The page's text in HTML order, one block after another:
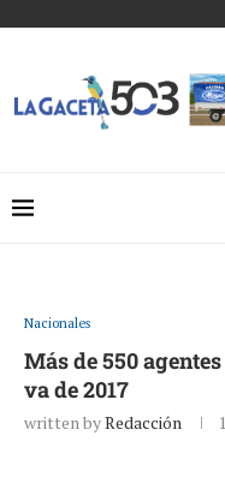
Nacionales
Más de 550
va de 2017
written byRedacción